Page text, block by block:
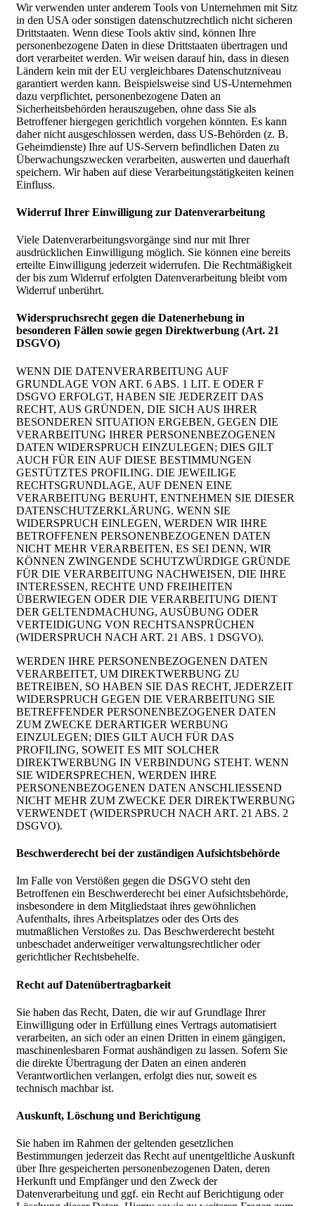
Wir verwenden unter anderem Tools von Unternehmen mit Sitz
in den USA oder sonstigen datenschutzrechtlich nicht sicheren
Drittstaaten. Wenn diese Tools aktiv sind, können Ihre
personenbezogene Daten in diese Drittstaaten übertragen und
dort verarbeitet werden. Wir weisen darauf hin, dass in diesen
Ländern kein mit der EU vergleichbares Datenschutzniveau
garantiert werden kann. Beispielsweise sind US-Unternehmen
dazu verpflichtet, personenbezogene Daten an
Sicherheitsbehörden herauszugeben, ohne dass Sie als
Betroffener hiergegen gerichtlich vorgehen könnten. Es kann
daher nicht ausgeschlossen werden, dass US-Behörden (z. B.
Geheimdienste) Ihre auf US-Servern befindlichen Daten zu
Überwachungszwecken verarbeiten, auswerten und dauerhaft
speichern. Wir haben auf diese Verarbeitungstätigkeiten keinen
Einfluss.
Widerruf Ihrer Einwilligung zur Datenverarbeitung
Viele Datenverarbeitungsvorgänge sind nur mit Ihrer
ausdrücklichen Einwilligung möglich. Sie können eine bereits
erteilte Einwilligung jederzeit widerrufen. Die Rechtmäßigkeit
der bis zum Widerruf erfolgten Datenverarbeitung bleibt vom
Widerruf unberührt.
Widerspruchsrecht gegen die Datenerhebung in
besonderen Fällen sowie gegen Direktwerbung (Art. 21
DSGVO)
WENN DIE DATENVERARBEITUNG AUF
GRUNDLAGE VON ART. 6 ABS. 1 LIT. E ODER F
DSGVO ERFOLGT, HABEN SIE JEDERZEIT DAS
RECHT, AUS GRÜNDEN, DIE SICH AUS IHRER
BESONDEREN SITUATION ERGEBEN, GEGEN DIE
VERARBEITUNG IHRER PERSONENBEZOGENEN
DATEN WIDERSPRUCH EINZULEGEN; DIES GILT
AUCH FÜR EIN AUF DIESE BESTIMMUNGEN
GESTÜTZTES PROFILING. DIE JEWEILIGE
RECHTSGRUNDLAGE, AUF DENEN EINE
VERARBEITUNG BERUHT, ENTNEHMEN SIE DIESER
DATENSCHUTZERKLÄRUNG. WENN SIE
WIDERSPRUCH EINLEGEN, WERDEN WIR IHRE
BETROFFENEN PERSONENBEZOGENEN DATEN
NICHT MEHR VERARBEITEN, ES SEI DENN, WIR
KÖNNEN ZWINGENDE SCHUTZWÜRDIGE GRÜNDE
FÜR DIE VERARBEITUNG NACHWEISEN, DIE IHRE
INTERESSEN, RECHTE UND FREIHEITEN
ÜBERWIEGEN ODER DIE VERARBEITUNG DIENT
DER GELTENDMACHUNG, AUSÜBUNG ODER
VERTEIDIGUNG VON RECHTSANSPRÜCHEN
(WIDERSPRUCH NACH ART. 21 ABS. 1 DSGVO).
WERDEN IHRE PERSONENBEZOGENEN DATEN
VERARBEITET, UM DIREKTWERBUNG ZU
BETREIBEN, SO HABEN SIE DAS RECHT, JEDERZEIT
WIDERSPRUCH GEGEN DIE VERARBEITUNG SIE
BETREFFENDER PERSONENBEZOGENER DATEN
ZUM ZWECKE DERARTIGER WERBUNG
EINZULEGEN; DIES GILT AUCH FÜR DAS
PROFILING, SOWEIT ES MIT SOLCHER
DIREKTWERBUNG IN VERBINDUNG STEHT. WENN
SIE WIDERSPRECHEN, WERDEN IHRE
PERSONENBEZOGENEN DATEN ANSCHLIESSEND
NICHT MEHR ZUM ZWECKE DER DIREKTWERBUNG
VERWENDET (WIDERSPRUCH NACH ART. 21 ABS. 2
DSGVO).
Beschwerde­recht bei der zuständigen Aufsichts­behörde
Im Falle von Verstößen gegen die DSGVO steht den
Betroffenen ein Beschwerderecht bei einer Aufsichtsbehörde,
insbesondere in dem Mitgliedstaat ihres gewöhnlichen
Aufenthalts, ihres Arbeitsplatzes oder des Orts des
mutmaßlichen Verstoßes zu. Das Beschwerderecht besteht
unbeschadet anderweitiger verwaltungsrechtlicher oder
gerichtlicher Rechtsbehelfe.
Recht auf Daten­übertrag­barkeit
Sie haben das Recht, Daten, die wir auf Grundlage Ihrer
Einwilligung oder in Erfüllung eines Vertrags automatisiert
verarbeiten, an sich oder an einen Dritten in einem gängigen,
maschinenlesbaren Format aushändigen zu lassen. Sofern Sie
die direkte Übertragung der Daten an einen anderen
Verantwortlichen verlangen, erfolgt dies nur, soweit es
technisch machbar ist.
Auskunft, Löschung und Berichtigung
Sie haben im Rahmen der geltenden gesetzlichen
Bestimmungen jederzeit das Recht auf unentgeltliche Auskunft
über Ihre gespeicherten personenbezogenen Daten, deren
Herkunft und Empfänger und den Zweck der
Datenverarbeitung und ggf. ein Recht auf Berichtigung oder